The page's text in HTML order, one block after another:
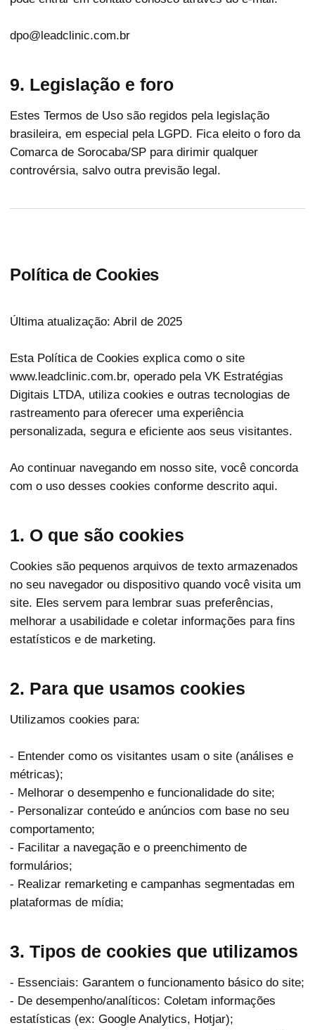
dpo@leadclinic.com.br
9. Legislação e foro
Estes Termos de Uso são regidos pela legislação
brasileira, em especial pela LGPD. Fica eleito o foro da
Comarca de Sorocaba/SP para dirimir qualquer
controvérsia, salvo outra previsão legal.
Política de Cookies
Última atualização: Abril de 2025
Esta Política de Cookies explica como o site
www.leadclinic.com.br, operado pela VK Estratégias
Digitais LTDA, utiliza cookies e outras tecnologias de
rastreamento para oferecer uma experiência
personalizada, segura e eficiente aos seus visitantes.
Ao continuar navegando em nosso site, você concorda
com o uso desses cookies conforme descrito aqui.
1. O que são cookies
Cookies são pequenos arquivos de texto armazenados
no seu navegador ou dispositivo quando você visita um
site. Eles servem para lembrar suas preferências,
melhorar a usabilidade e coletar informações para fins
estatísticos e de marketing.
2. Para que usamos cookies
Utilizamos cookies para:
- Entender como os visitantes usam o site (análises e
métricas);
- Melhorar o desempenho e funcionalidade do site;
- Personalizar conteúdo e anúncios com base no seu
comportamento;
- Facilitar a navegação e o preenchimento de
formulários;
- Realizar remarketing e campanhas segmentadas em
plataformas de mídia;
3. Tipos de cookies que utilizamos
- Essenciais: Garantem o funcionamento básico do site;
- De desempenho/analíticos: Coletam informações
estatísticas (ex: Google Analytics, Hotjar);